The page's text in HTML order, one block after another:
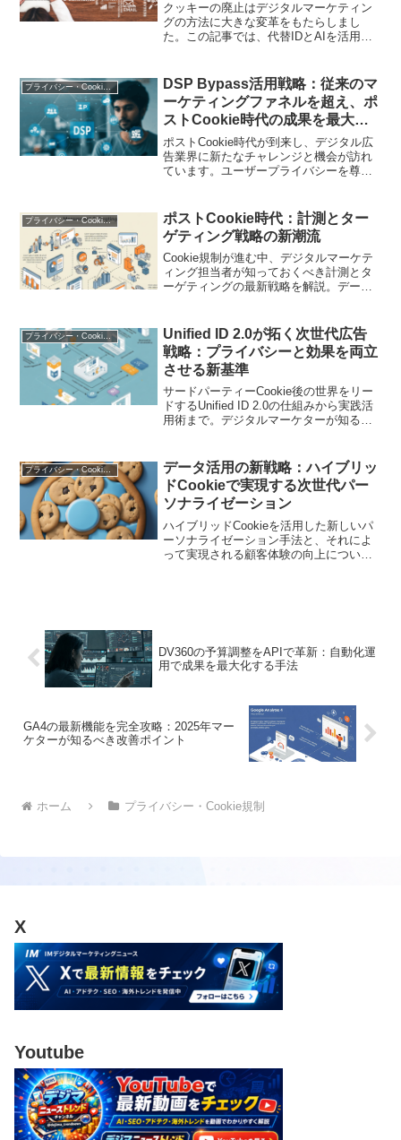
クッキーの廃止はデジタルマーケティン
グの方法に大きな変革をもたらしまし
た。この記事では、代替IDとAIを活用し
を交えて解説します。
DSP Bypass活用戦略：従来のマ
ーケティングファネルを超え、ポ
ストCookie時代の成果を最大化
する手法
ポストCookie時代が到来し、デジタル広
告業界に新たなチャレンジと機会が訪れ
ています。ユーザープライバシーを尊重
する方法を模索しましょう
プライバシー・Cookie規制
ポストCookie時代：計測とター
ゲティング戦略の新潮流
Cookie規制が進む中、デジタルマーケテ
ィング担当者が知っておくべき計測とタ
ーゲティングの最新戦略を解説。データ
プライバシー・Cookie規制
Unified ID 2.0が拓く次世代広告
戦略：プライバシーと効果を両立
させる新基準
サードパーティーCookie後の世界をリー
ドするUnified ID 2.0の仕組みから実践活
用術まで。デジタルマーケターが知るべ
プライバシー・Cookie規制
データ活用の新戦略：ハイブリッ
ドCookieで実現する次世代パー
ソナライゼーション
ハイブリッドCookieを活用した新しいパ
ーソナライゼーション手法と、それによ
って実現される顧客体験の向上について
DV360の予算調整をAPIで革新：自動化運
用で成果を最大化する手法
GA4の最新機能を完全攻略：2025年マー
ケターが知るべき改善ポイント
ホーム プライバシー・Cookie規制
X
Youtube